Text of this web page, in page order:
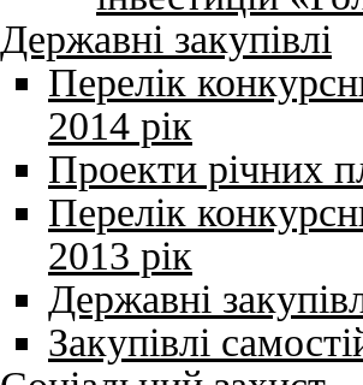
Державні закупівлі
Перелік
2014 рік
Проекти річних
Перелік
2013 рік
Державні
Закупівлі